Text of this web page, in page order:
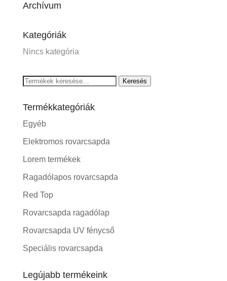
Archívum
Kategóriák
Nincs kategória
Keresés
következőre:
Keresés
Termékkategóriák
Egyéb
Elektromos rovarcsapda
Lorem termékek
Ragadólapos rovarcsapda
Red Top
Rovarcsapda ragadólap
Rovarcsapda UV fénycső
Speciális rovarcsapda
Legújabb termékeink